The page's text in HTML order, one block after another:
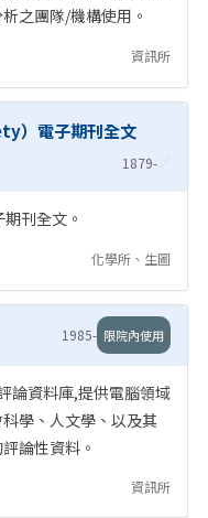
之團隊/機構使用。
資訊所
）電子期刊全文
1879-🔗
刊全文。
化學所、生圖
1985- 限院內使用
論資料庫,提供電腦領域
學、人文學、以及其
論性資料。
資訊所